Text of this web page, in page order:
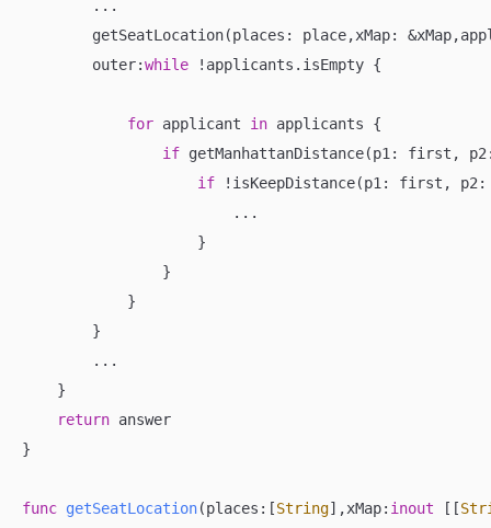
...
        getSeatLocation(places: place,xMap:
&
        outer:
while ! applicants.isEmpty {
for applicant in applicants {
if getManhattanDistance(p1: first,
if
! isKeepDistance(p1: first,
...
                    }
                }
            }
        }
...
    }
return answer
}
func getSeatLocation(places :[String],xMap: inout [[